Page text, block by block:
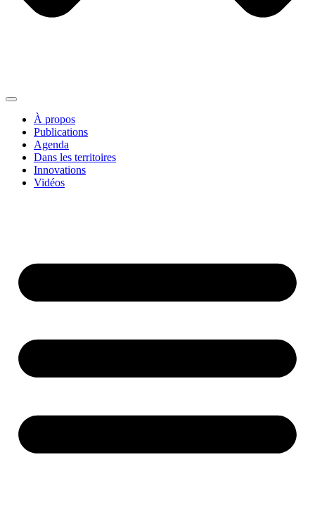
À propos
Publications
Agenda
Dans les territoires
Innovations
Vidéos